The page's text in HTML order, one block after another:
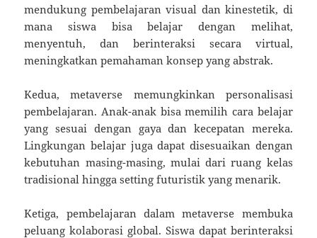
mendukung pembelajaran visual dan kinestetik, di
mana siswa bisa belajar dengan melihat,
menyentuh, dan berinteraksi secara virtual,
meningkatkan pemahaman konsep yang abstrak.
Kedua, metaverse memungkinkan personalisasi
pembelajaran. Anak-anak bisa memilih cara belajar
yang sesuai dengan gaya dan kecepatan mereka.
Lingkungan belajar juga dapat disesuaikan dengan
kebutuhan masing-masing, mulai dari ruang kelas
tradisional hingga setting futuristik yang menarik.
Ketiga, pembelajaran dalam metaverse membuka
peluang kolaborasi global. Siswa dapat berinteraksi